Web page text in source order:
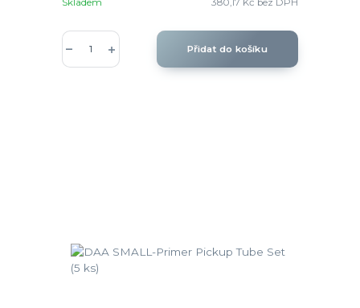
380,17 Kč bez DPH
Skladem
Přidat do košíku